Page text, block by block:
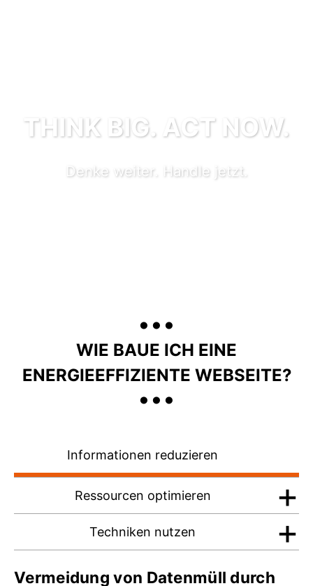
THINK BIG. ACT NOW.
Denke weiter. Handle jetzt.
...
WIE BAUE ICH EINE
ENERGIEEFFIZIENTE WEBSEITE?
...
Informationen reduzieren
Ressourcen optimieren
Techniken nutzen
Vermeidung von Datenmüll durch